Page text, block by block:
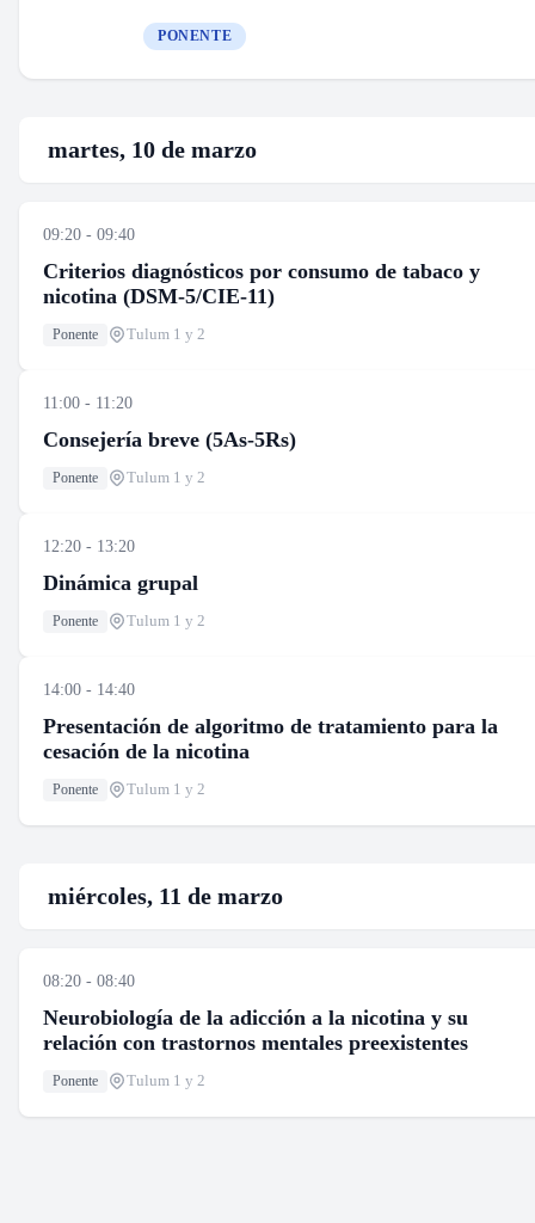
PONENTE
martes, 10 de marzo
09:20 - 09:40
Criterios diagnósticos por consumo de tabaco y
nicotina (DSM-5/CIE-11)
Ponente Tulum 1 y 2
11:00 - 11:20
Consejería breve (5As-5Rs)
Ponente Tulum 1 y 2
12:20 - 13:20
Dinámica grupal
Ponente Tulum 1 y 2
14:00 - 14:40
Presentación de algoritmo de tratamiento para la
cesación de la nicotina
Ponente Tulum 1 y 2
miércoles, 11 de marzo
08:20 - 08:40
Neurobiología de la adicción a la nicotina y su
relación con trastornos mentales preexistentes
Ponente Tulum 1 y 2